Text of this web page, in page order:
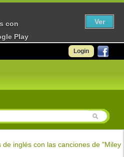
Login
de inglés con las canciones de "Miley
con
Play
Ver